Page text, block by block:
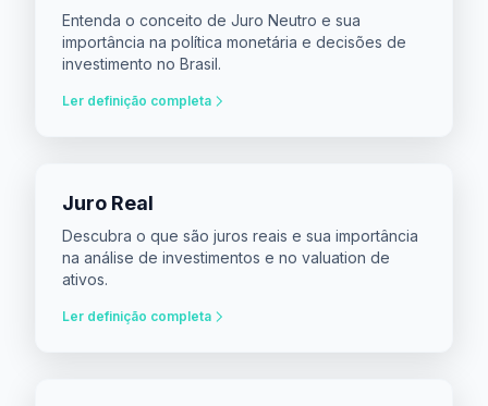
Entenda o conceito de Juro Neutro e sua
importância na política monetária e decisões de
investimento no Brasil.
Ler definição completa
Juro Real
Descubra o que são juros reais e sua importância
na análise de investimentos e no valuation de
ativos.
Ler definição completa